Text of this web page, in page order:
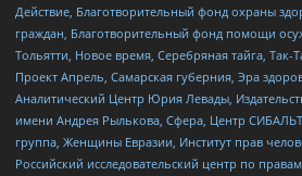
Действие, Благотворительный фонд охраны
граждан, Благотворительный фонд помощи
Тольятти, Новое время, Серебряная тайга, Так-
Проект Апрель, Самарская губерния, Эра
Аналитический Центр Юрия Левады,
имени Андрея Рылькова, Сфера, Центр
группа, Женщины Евразии, Институт прав
Российский исследовательский центр по